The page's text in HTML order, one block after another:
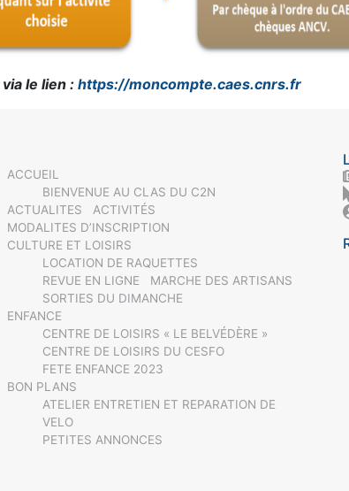
via le lien : https://moncompte.caes.cnrs.fr
ACCUEIL
BIENVENUE AU CLAS DU C2N
ACTUALITES
ACTIVITÉS
MODALITES D’INSCRIPTION
CULTURE ET LOISIRS
LOCATION DE RAQUETTES
REVUE EN LIGNE
MARCHE DES ARTISANS
SORTIES DU DIMANCHE
ENFANCE
CENTRE DE LOISIRS « LE BELVÉDÈRE »
CENTRE DE LOISIRS DU CESFO
FETE ENFANCE 2023
BON PLANS
ATELIER ENTRETIEN ET REPARATION DE
VELO
PETITES ANNONCES